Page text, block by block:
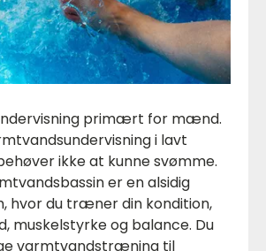
primært for mænd.
i lavt
ikke at kunne svømme.
er en alsidig
hvor du træner din kondition,
muskelstyrke og balance. Du
varmtvandstræning til